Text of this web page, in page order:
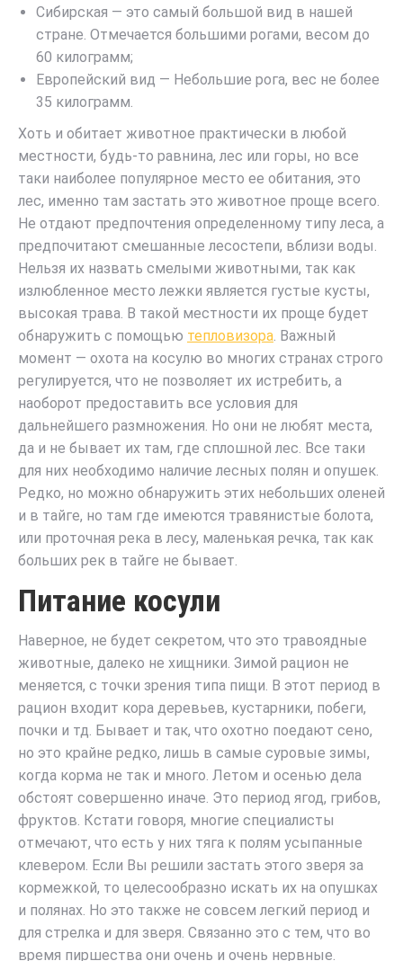
Сибирская — это самый большой вид в нашей
стране. Отмечается большими рогами, весом до
60 килограмм;
Европейский вид — Небольшие рога, вес не более
35 килограмм.
Хоть и обитает животное практически в любой
местности, будь-то равнина, лес или горы, но все
таки наиболее популярное место ее обитания, это
лес, именно там застать это животное проще всего.
Не отдают предпочтения определенному типу леса, а
предпочитают смешанные лесостепи, вблизи воды.
Нельзя их назвать смелыми животными, так как
излюбленное место лежки является густые кусты,
высокая трава. В такой местности их проще будет
обнаружить с помощью тепловизора. Важный
момент — охота на косулю во многих странах строго
регулируется, что не позволяет их истребить, а
наоборот предоставить все условия для
дальнейшего размножения. Но они не любят места,
да и не бывает их там, где сплошной лес. Все таки
для них необходимо наличие лесных полян и опушек.
Редко, но можно обнаружить этих небольших оленей
и в тайге, но там где имеются травянистые болота,
или проточная река в лесу, маленькая речка, так как
больших рек в тайге не бывает.
Питание косули
Наверное, не будет секретом, что это травоядные
животные, далеко не хищники. Зимой рацион не
меняется, с точки зрения типа пищи. В этот период в
рацион входит кора деревьев, кустарники, побеги,
почки и тд. Бывает и так, что охотно поедают сено,
но это крайне редко, лишь в самые суровые зимы,
когда корма не так и много. Летом и осенью дела
обстоят совершенно иначе. Это период ягод, грибов,
фруктов. Кстати говоря, многие специалисты
отмечают, что есть у них тяга к полям усыпанные
клевером. Если Вы решили застать этого зверя за
кормежкой, то целесообразно искать их на опушках
и полянах. Но это также не совсем легкий период и
для стрелка и для зверя. Связанно это с тем, что во
время пиршества они очень и очень нервные.